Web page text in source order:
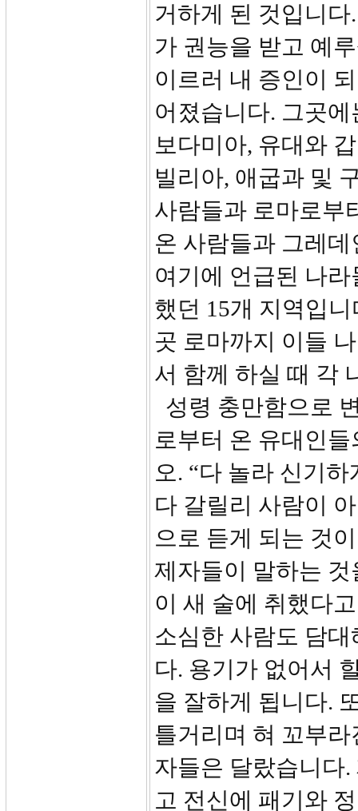
거하게 된 것입니
가 권능을 받고 예
이르러 내 증인이
어졌습니다. 그곳
보다미아, 유대와
빌리아, 애굽과 및
사람들과 로마로부
온 사람들과 그레
여기에 언급된 나
했던 15개 지역입
곳 로마까지 이들
서 함께 하실 때 각
성령 충만함으로
로부터 온 유대인
오. “다 놀라 신기
다 갈릴리 사람이
으로 듣게 되는 것
제자들이 말하는
이 새 술에 취했다
소심한 사람도 담
다. 용기가 없어서
을 잘하게 됩니다.
틀거리며 혀 꼬부
자들은 달랐습니다
고 전신에 패기와